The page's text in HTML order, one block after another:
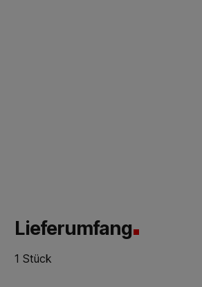
Lieferumfang
1 Stück